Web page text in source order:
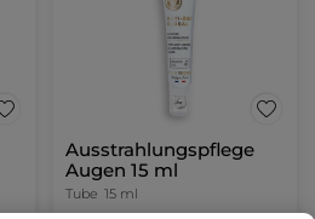
Ausstrahlungspflege
Augen 15 ml
Tube 15 ml